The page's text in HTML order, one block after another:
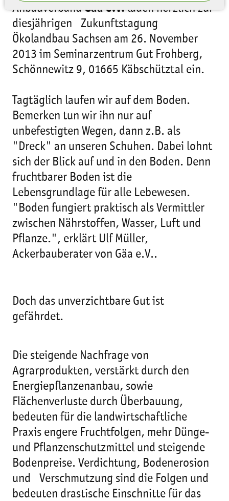
AnbauverbandGäa e.V.laden herzlich zur
diesjährigen Zukunftstagung
Ökolandbau Sachsen am 26. November
2013 im Seminarzentrum Gut Frohberg,
Schönnewitz 9, 01665 Käbschütztal ein.
Tagtäglich laufen wir auf dem Boden.
Bemerken tun wir ihn nur auf
unbefestigten Wegen, dann z.B. als
"Dreck" an unseren Schuhen. Dabei lohnt
sich der Blick auf und in den Boden. Denn
fruchtbarer Boden ist die
Lebensgrundlage für alle Lebewesen.
"Boden fungiert praktisch als Vermittler
zwischen Nährstoffen, Wasser, Luft und
Pflanze.", erklärt Ulf Müller,
Ackerbauberater von Gäa e.V..
Doch das unverzichtbare Gut ist
gefährdet.
Die steigende Nachfrage von
Agrarprodukten, verstärkt durch den
Energiepflanzenanbau, sowie
Flächenverluste durch Überbauung,
bedeuten für die landwirtschaftliche
Praxis engere Fruchtfolgen, mehr Dünge-
und Pflanzenschutzmittel und steigende
Bodenpreise. Verdichtung, Bodenerosion
und Verschmutzung sind die Folgen und
bedeuten drastische Einschnitte für das